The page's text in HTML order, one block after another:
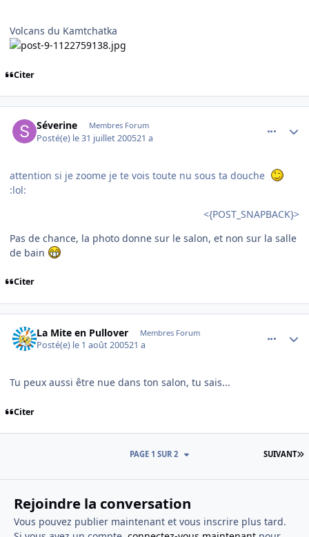
Volcans du Kamtchatka
Citer
Séverine Membres Forum
Posté(e) le 31 juillet 200521 a
attention si je zoome je te vois toute nu sous ta douche
:lol:
<{POST_SNAPBACK}>
Pas de chance, la photo donne sur le salon, et non sur la salle
de bain
Citer
La Mite en Pullover Membres Forum
Posté(e) le 1 août 200521 a
Tu peux aussi être nue dans ton salon, tu sais...
Citer
SUIVANT
PAGE 1 SUR 2
Rejoindre la conversation
Vous pouvez publier maintenant et vous inscrire plus tard.